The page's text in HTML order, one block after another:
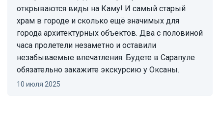
открываются виды на Каму! И самый старый
храм в городе и сколько ещё значимых для
города архитектурных объектов. Два с половиной
часа пролетели незаметно и оставили
незабываемые впечатления. Будете в Сарапуле
обязательно закажите экскурсию у Оксаны.
10 июля 2025